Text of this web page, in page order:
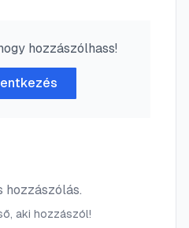
hozzászólhass!
hozzászólás.
aki hozzászól!